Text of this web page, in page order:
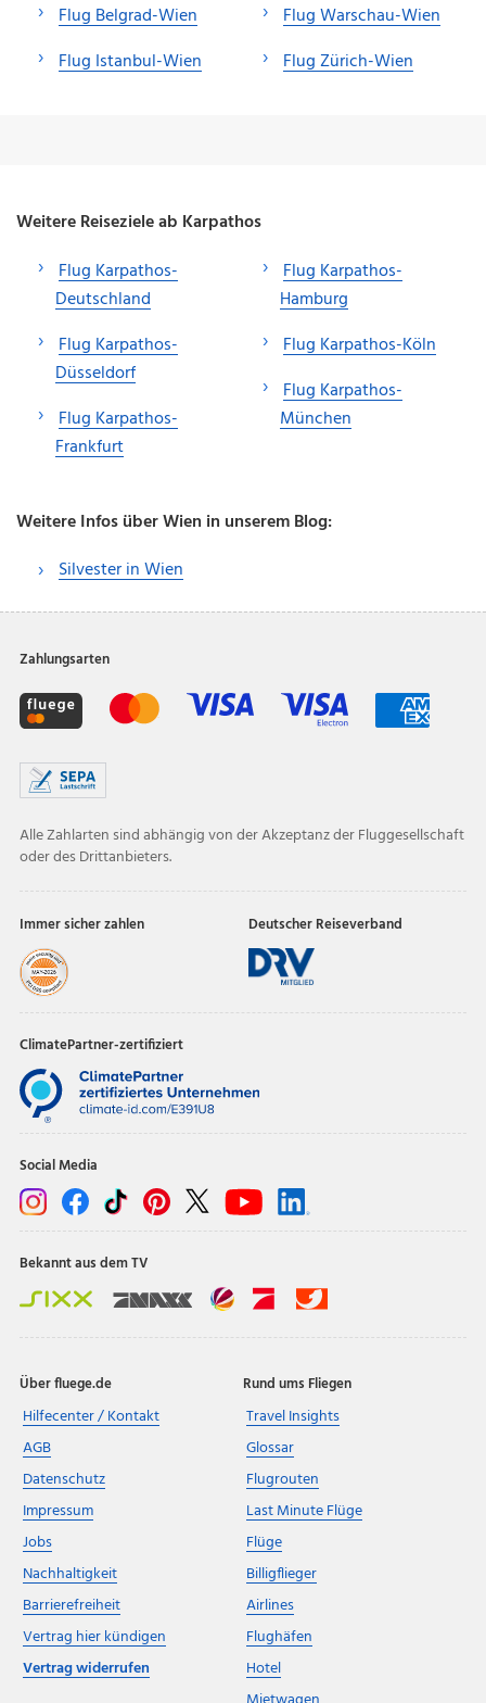
Flug Belgrad-Wien
Flug Istanbul-Wien
Flug Warschau-Wien
Flug Zürich-Wien
Weitere Reiseziele ab Karpathos
Flug Karpathos-
Deutschland
Flug Karpathos-
Düsseldorf
Flug Karpathos-
Frankfurt
Flug Karpathos-
Hamburg
Flug Karpathos-Köln
Flug Karpathos-
München
Weitere Infos über Wien in unserem Blog:
Silvester in Wien